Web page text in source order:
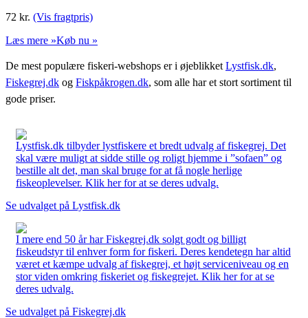
72 kr. (Vis fragtpris)
Læs mere »Køb nu »
De mest populære fiskeri-webshops er i øjeblikket Lystfisk.dk,
Fiskegrej.dk og Fiskpåkrogen.dk, som alle har et stort sortiment til
gode priser.
Lystfisk.dk tilbyder lystfiskere et bredt udvalg af fiskegrej. Det
skal være muligt at sidde stille og roligt hjemme i ”sofaen” og
bestille alt det, man skal bruge for at få nogle herlige
fiskeoplevelser. Klik her for at se deres udvalg.
Se udvalget på Lystfisk.dk
I mere end 50 år har Fiskegrej.dk solgt godt og billigt
fiskeudstyr til enhver form for fiskeri. Deres kendetegn har altid
været et kæmpe udvalg af fiskegrej, et højt serviceniveau og en
stor viden omkring fiskeriet og fiskegrejet. Klik her for at se
deres udvalg.
Se udvalget på Fiskegrej.dk